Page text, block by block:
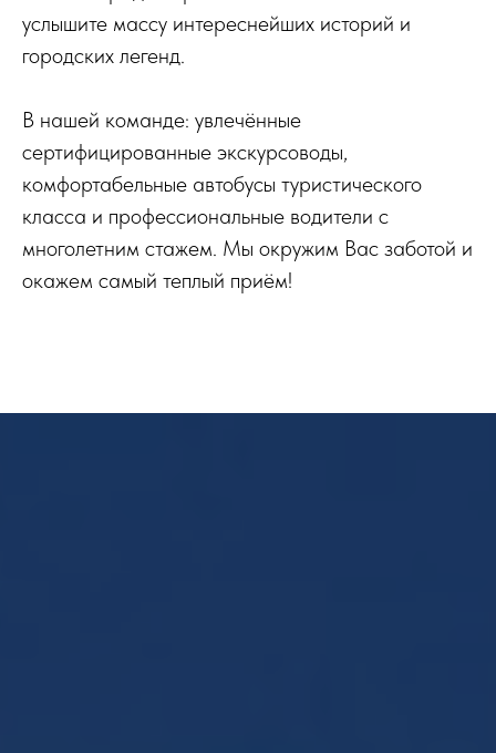
услышите массу интереснейших историй и
городских легенд.
В нашей команде: увлечённые
сертифицированные экскурсоводы,
комфортабельные автобусы туристического
класса и профессиональные водители с
многолетним стажем. Мы окружим Вас заботой и
окажем самый теплый приём!